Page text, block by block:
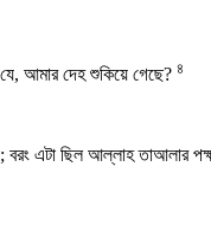
আমার দেহ শুকিয়ে গেছে? ৪
এটা ছিল আল্লাহ তাআলার